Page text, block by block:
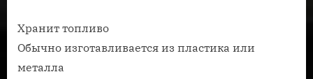
Хранит топливо
Обычно изготавливается из пластика или
металла